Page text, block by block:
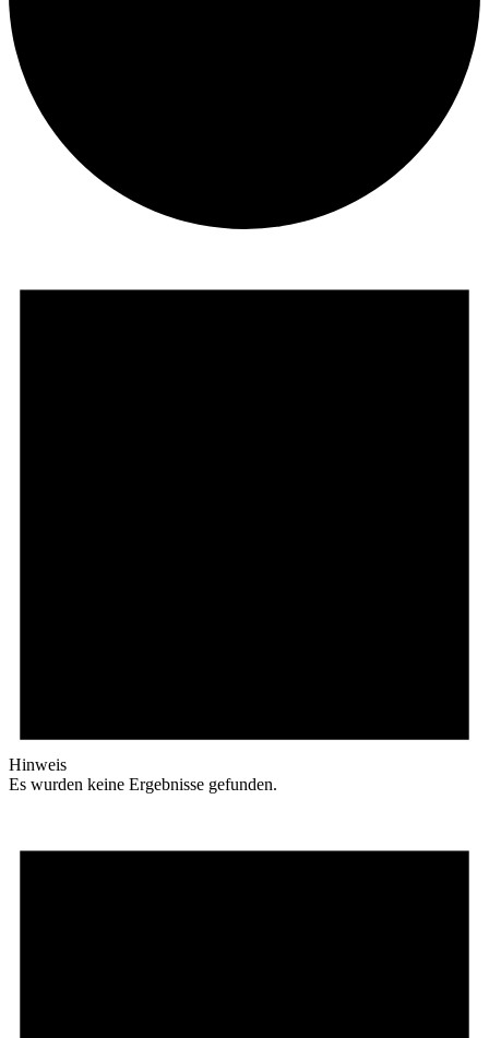
Hinweis
Es wurden keine Ergebnisse gefunden.